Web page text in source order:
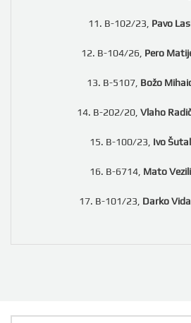
11. B-102/23, Pavo
12. B-104/26, Pero
13. B-5107, Božo
14. B-202/20, Vlaho
15. B-100/23, Ivo
16. B-6714, Mato
17. B-101/23, Darko